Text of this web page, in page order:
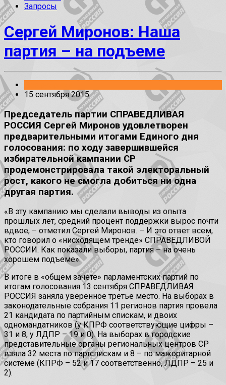
Запросы
Сергей Миронов: Наша
партия – на подъеме
15 сентября 2015
Председатель партии СПРАВЕДЛИВАЯ
РОССИЯ Сергей Миронов удовлетворен
предварительными итогами Единого дня
голосования: по ходу завершившейся
избирательной кампании СР
продемонстрировала такой электоральный
рост, какого не смогла добиться ни одна
другая партия.
«В эту кампанию мы сделали выводы из опыта
прошлых лет, средний процент поддержки вырос почти
вдвое, – отметил Сергей Миронов. – И это ответ всем,
кто говорил о «нисходящем тренде» СПРАВЕДЛИВОЙ
РОССИИ. Как показали выборы, партия – на очень
хорошем подъеме».
В итоге в «общем зачете» парламентских партий по
итогам голосования 13 сентября СПРАВЕДЛИВАЯ
РОССИЯ заняла уверенное третье место. На выборах в
законодательные собрания 11 регионов партия провела
21 кандидата по партийным спискам, и двоих
одномандатников (у КПРФ соответствующие цифры –
31 и 8, у ЛДПР – 19 и 0). На выборах в городские
представительные органы региональных центров СР
взяла 32 места по партспискам и 8 – по мажоритарной
системе (КПРФ – 52 и 17 соответственно, ЛДПР – 25 и
2).